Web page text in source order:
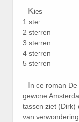
Kies
1 ster
2 sterren
3 sterren
4 sterren
5 sterren
In de roman
gewone
tassen ziet (Dirk)
van verwondering.